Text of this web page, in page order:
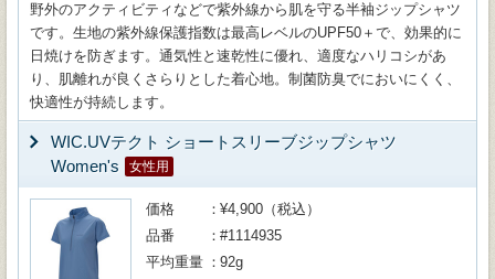
野外のアクティビティなどで紫外線から肌を守る半袖ジップシャツ
です。生地の紫外線保護指数は最高レベルのUPF50＋で、効果的に
日焼けを防ぎます。通気性と速乾性に優れ、適度なハリコシがあ
り、肌離れが良くさらりとした着心地。制菌防臭でにおいにくく、
快適性が持続します。
WIC.UVテクト ショートスリーブジップシャツ
Women's
女性用
価格
¥4,900（税込）
品番
#1114935
平均重量
92g